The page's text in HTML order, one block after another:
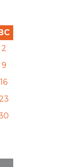
ВС
2
9
16